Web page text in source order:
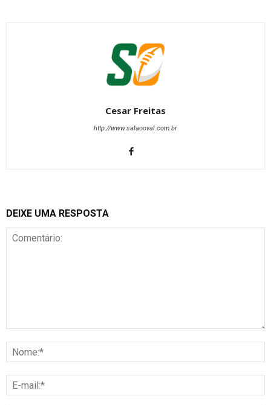
Cesar Freitas
http://www.salaooval.com.br
DEIXE UMA RESPOSTA